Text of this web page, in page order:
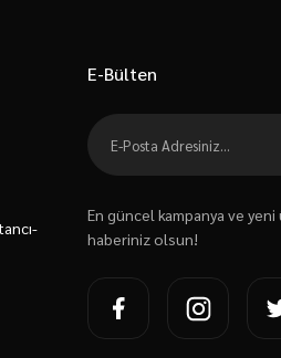
E-Bülten
En güncel kampanya ve
haberiniz olsun!